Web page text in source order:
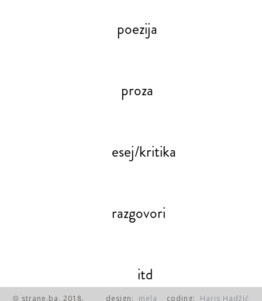
poezija
proza
esej/kritika
razgovori
itd
© strane.ba, 2018. design: mela coding: Haris Hadžić